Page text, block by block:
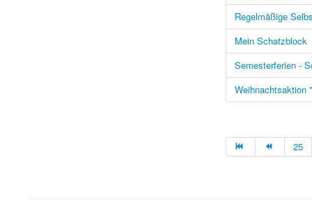
Regelmäßige
Mein Schatzblock
Semesterferien -
Weihnachtsaktion
25